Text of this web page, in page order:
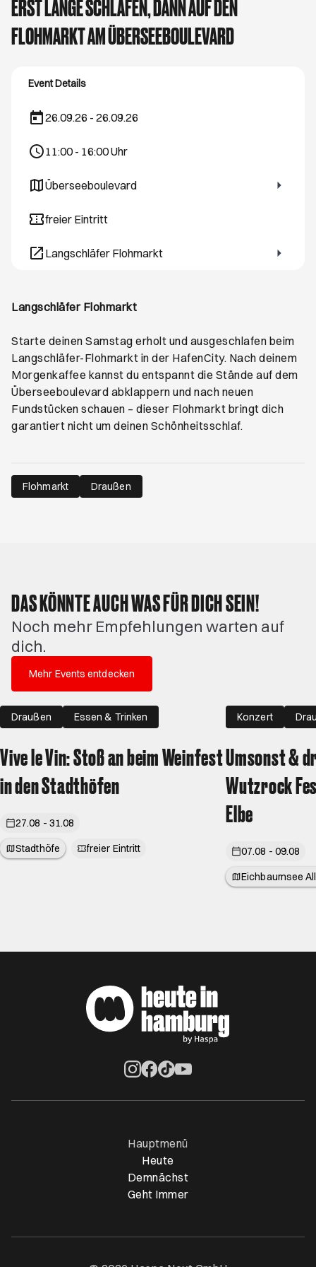
ERST LANGE SCHLAFEN, DANN AUF DEN
FLOHMARKT AM ÜBERSEEBOULEVARD
Event Details
26.09.26 - 26.09.26
11:00 - 16:00Uhr
Überseeboulevard
Öffnet ein neues Browser-Tab
freier Eintritt
Langschläfer Flohmarkt
Öffnet ein neues Browser-Tab
Langschläfer Flohmarkt
Starte deinen Samstag erholt und ausgeschlafen beim
Langschläfer-Flohmarkt in der HafenCity. Nach deinem
Morgenkaffee kannst du entspannt die Stände auf dem
Überseeboulevard abklappern und nach neuen
Fundstücken schauen – dieser Flohmarkt bringt dich
garantiert nicht um deinen Schönheitsschlaf.
Flohmarkt Draußen
DAS KÖNNTE AUCH WAS FÜR DICH SEIN!
Noch mehr Empfehlungen warten auf
dich.
Mehr Events entdecken
Draußen Essen & Trinken
Vive le Vin: Stoß an beim Weinfest
in den Stadthöfen
27.08 - 31.08
Stadthöfe
freier Eintritt
Konzert
Umsonst &
Wutzrock
Elbe
07.08 - 09.08
Eichbaumsee
Hauptmenü
Heute
Demnächst
Geht Immer